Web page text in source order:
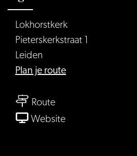
Lokhorstkerk
Pieterskerkstraat 1
Leiden
Plan je routenaar
Routenaar
De
Websitevan